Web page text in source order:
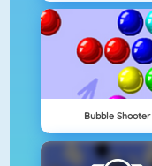
Bubble Shooter